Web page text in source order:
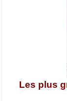
Les plus